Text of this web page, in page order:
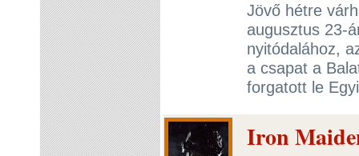
Jövő hétre
augusztus 23-
nyitódalához,
a csapat a
forgatott le
Iron